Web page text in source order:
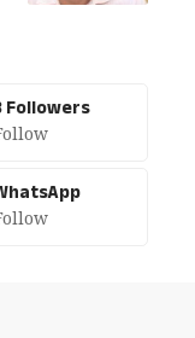
Followers